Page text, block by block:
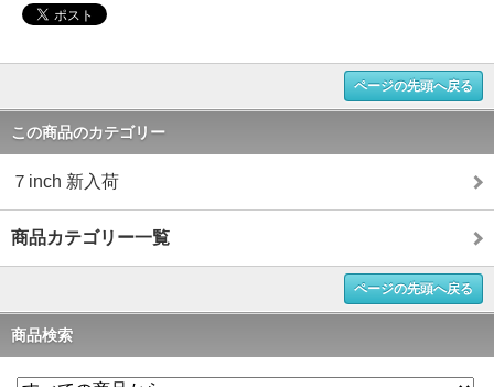
ページの先頭へ戻る
この商品のカテゴリー
７inch 新入荷
商品カテゴリー一覧
ページの先頭へ戻る
商品検索